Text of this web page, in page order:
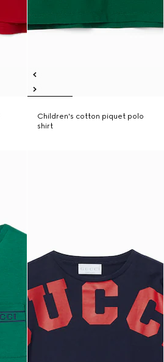
Children's cotton piquet polo
shirt